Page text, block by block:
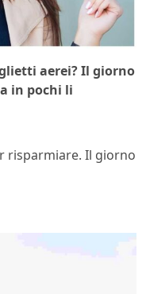
aerei? Il giorno
in pochi li
risparmiare. Il giorno